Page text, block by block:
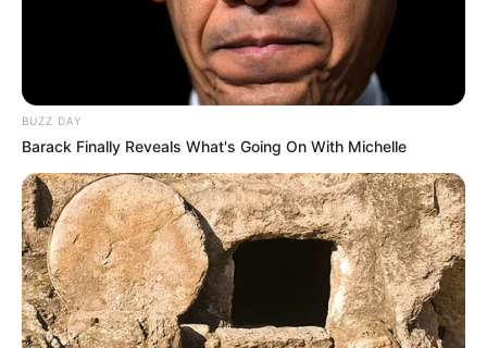
BUZZ DAY
Barack Finally Reveals What's Going On With Michelle